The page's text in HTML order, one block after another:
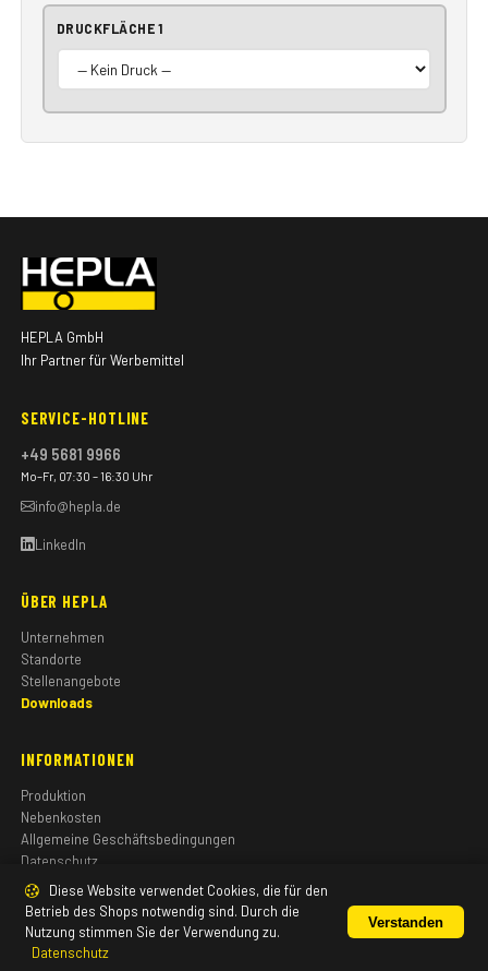
DRUCKFLÄCHE 1
HEPLA GmbH
Ihr Partner für Werbemittel
SERVICE-HOTLINE
+49 5681 9966
Mo–Fr, 07:30 – 16:30 Uhr
info@hepla.de
LinkedIn
ÜBER HEPLA
Unternehmen
Standorte
Stellenangebote
Downloads
INFORMATIONEN
Produktion
Nebenkosten
Allgemeine Geschäftsbedingungen
Datenschutz
Impressum
Diese Website verwendet Cookies, die für den
Betrieb des Shops notwendig sind. Durch die
Nutzung stimmen Sie der Verwendung zu.
Datenschutz
Verstanden